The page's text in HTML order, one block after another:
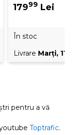
17999 Lei
În stoc
Livrare Marţi, 11
pentru a vă
Toptrafic.